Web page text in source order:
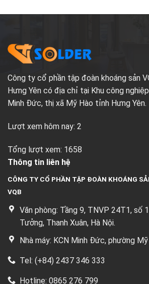
Công ty cổ phần tập đoàn khoáng sản
Hưng Yên có địa chỉ tại Khu công
Minh Đức, thị xã Mỹ Hào tỉnh Hưng Yên.
Lượt xem hôm nay: 2
Tổng lượt xem: 1658
Thông tin liên hệ
CÔNG TY CỔ PHẦN TẬP ĐOÀN KHOÁNG
VQB
Văn phòng: Tầng 9, TNVP 24T1, số
Tưởng, Thanh Xuân, Hà Nội.
Nhà máy: KCN Minh Đức, phường
Tel: (+84) 2437 346 333
Hotline: 0865 276 799